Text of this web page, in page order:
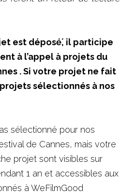
est déposé́, il participe
à l’appel à projets du
. Si votre projet ne fait
sélectionnés à nos
sélectionné pour nos
de Cannes, mais votre
projet sont visibles sur
1 an et accessibles aux
à WeFilmGood